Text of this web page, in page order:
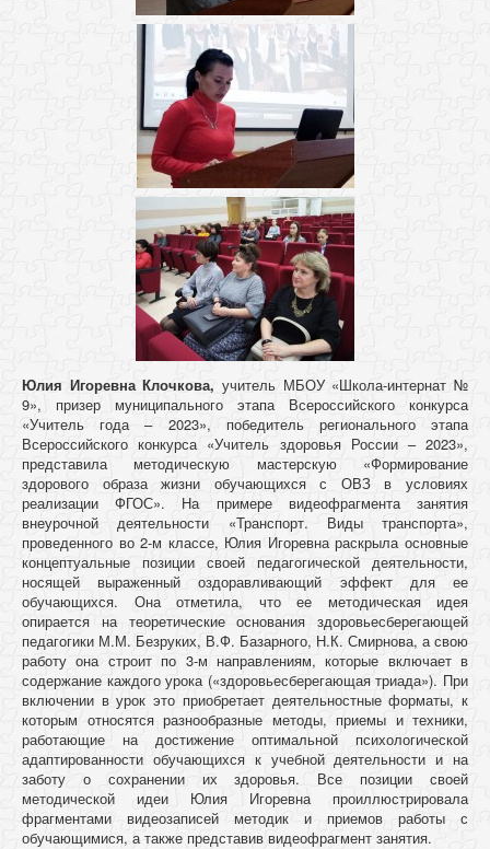
Юлия Игоревна Клочкова, учитель МБОУ «Школа-интернат №
9», призер муниципального этапа Всероссийского конкурса
«Учитель года – 2023», победитель регионального этапа
Всероссийского конкурса «Учитель здоровья России – 2023»,
представила методическую мастерскую «Формирование
здорового образа жизни обучающихся с ОВЗ в условиях
реализации ФГОС». На примере видеофрагмента занятия
внеурочной деятельности «Транспорт. Виды транспорта»,
проведенного во 2-м классе, Юлия Игоревна раскрыла основные
концептуальные позиции своей педагогической деятельности,
носящей выраженный оздоравливающий эффект для ее
обучающихся. Она отметила, что ее методическая идея
опирается на теоретические основания здоровьесберегающей
педагогики М.М. Безруких, В.Ф. Базарного, Н.К. Смирнова, а свою
работу она строит по 3-м направлениям, которые включает в
содержание каждого урока («здоровьесберегающая триада»). При
включении в урок это приобретает деятельностные форматы, к
которым относятся разнообразные методы, приемы и техники,
работающие на достижение оптимальной психологической
адаптированности обучающихся к учебной деятельности и на
заботу о сохранении их здоровья. Все позиции своей
методической идеи Юлия Игоревна проиллюстрировала
фрагментами видеозаписей методик и приемов работы с
обучающимися, а также представив видеофрагмент занятия.